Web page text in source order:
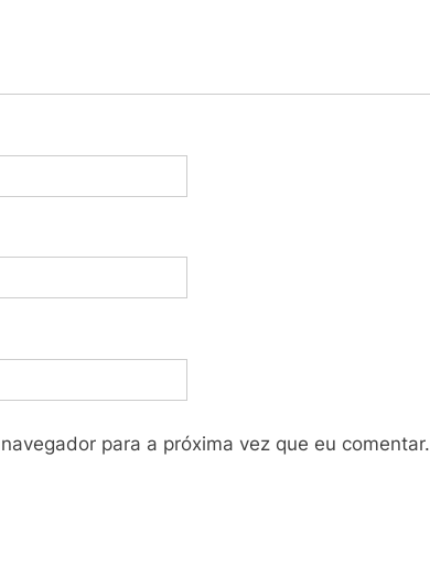
para a próxima vez que eu comentar.